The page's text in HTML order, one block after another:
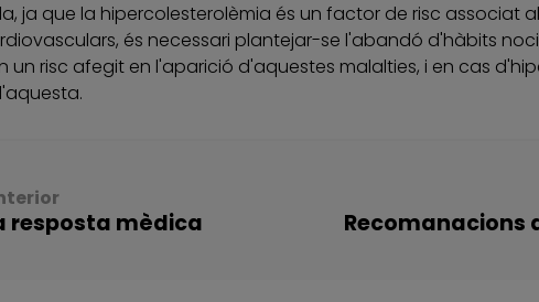
ja que la hipercolesterolèmia és un factor de risc associat
és necessari plantejar-se l'abandó d'hàbits
un risc afegit en l'aparició d'aquestes malalties, i en cas
resposta mèdica Recomanacions